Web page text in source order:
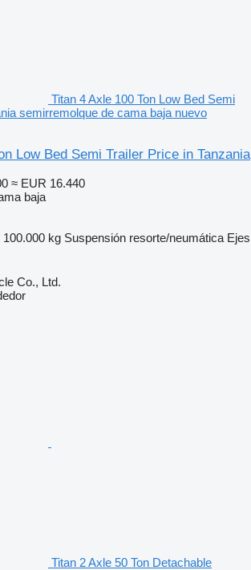
Titan 4 Axle 100 Ton Low Bed Semi
semirremolque de cama baja nuevo
Low Bed Semi Trailer Price in Tanzania
≈ EUR 16.440
baja
100.000 kg Suspensión resorte/neumática Ejes
Co., Ltd.
Titan 2 Axle 50 Ton Detachable